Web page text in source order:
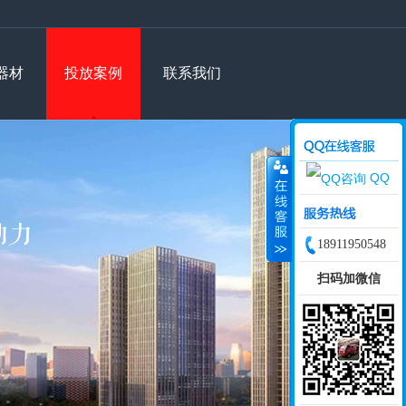
材 投放案例 联系我们
QQ
客服
18911950548
扫码加微信